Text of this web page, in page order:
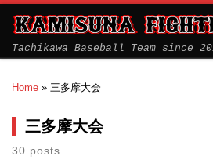
Tachikawa Baseball Team since
Home » 三多摩大会
三多摩大会
30 posts